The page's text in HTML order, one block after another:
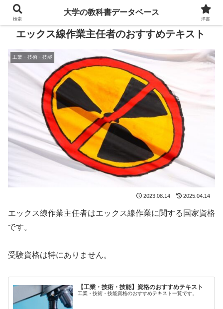
エックス線作業主任者のおすすめテキスト
工業・技術・技能
2023.08.14 2025.04.14
エックス線作業主任者はエックス線作業に関する国家資格
です。
受験資格は特にありません。
【工業・技術・技能】資格のおすすめテキスト
工業・技術・技能資格のおすすめテキスト一覧です。
検索
大学の教科書データベース
洋書